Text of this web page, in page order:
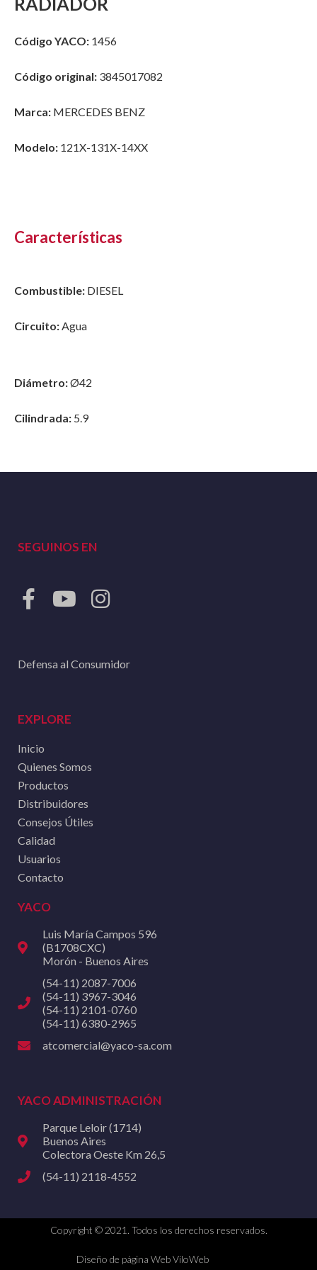
Código YACO: 1456
Código original: 3845017082
Marca: MERCEDES BENZ
Modelo: 121X-131X-14XX
Características
Combustible: DIESEL
Circuito:Agua
Diámetro:Ø42
Cilindrada: 5.9
SEGUINOS EN
Defensa al Consumidor
EXPLORE
Inicio
Quienes Somos
Productos
Distribuidores
Consejos Útiles
Calidad
Usuarios
Contacto
YACO
Luis María Campos 596
(B1708CXC)
Morón - Buenos Aires
(54-11) 2087-7006
(54-11) 3967-3046
(54-11) 2101-0760
(54-11) 6380-2965
atcomercial@yaco-sa.com
YACO ADMINISTRACIÓN
Parque Leloir (1714)
Buenos Aires
Colectora Oeste Km 26,5
(54-11) 2118-4552
Copyright © 2021. Todos los derechos reservados.
Diseño de página Web ViloWeb